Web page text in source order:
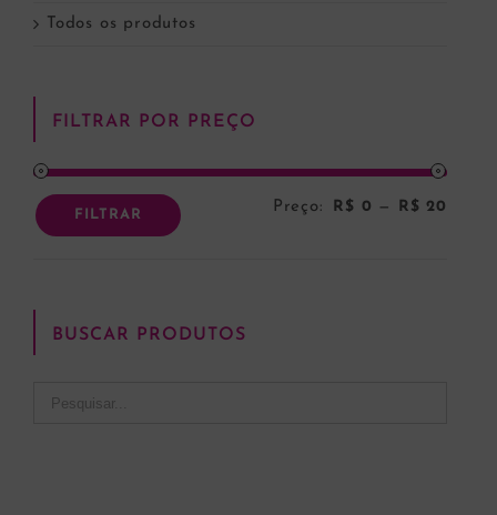
Todos os produtos
FILTRAR POR PREÇO
FILTRAR Preço: R$ 0 — R$ 20
BUSCAR PRODUTOS